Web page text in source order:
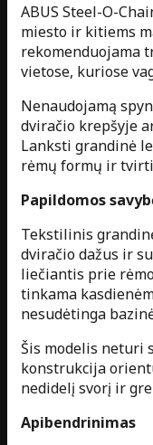
ABUS Steel-O-
miesto ir kitiems
rekomenduojama
vietose, kuriose
Nenaudojamą
dviračio krepšyje
Lanksti grandinė
rėmų formų ir
Papildomos
Tekstilinis
dviračio dažus ir
liečiantis prie
tinkama
nesudėtinga
Šis modelis neturi
konstrukcija
nedidelį svorį ir
Apibendrinimas